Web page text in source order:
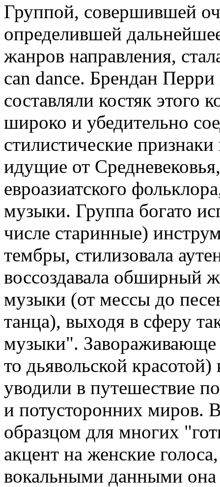
Группой, совершившей
определившей
жанров направления,
can dance. Брендан
составляли костяк этого
широко и убедительно
стилистические
идущие от
евроазиатского
музыки. Группа богато
числе старинные)
тембры, стилизовала
воссоздавала обширный
музыки (от мессы до
танца), выходя в сферу
музыки". Завораживающе
то дьявольской
уводили в путешествие
и потусторонних миров.
образцом для многих
акцент на женские
вокальными данными она